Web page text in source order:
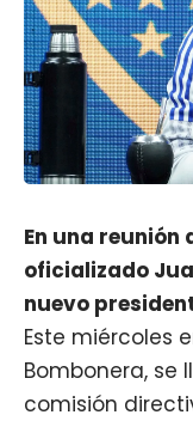
En una
oficializado
nuevo
Este miércoles
Bombonera, se
comisión